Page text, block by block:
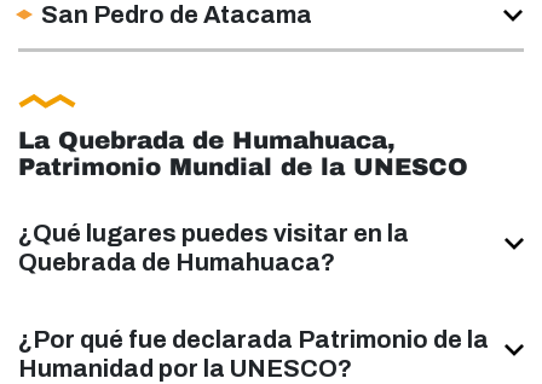
San Pedro de Atacama
La Quebrada de Humahuaca,
Patrimonio Mundial de la UNESCO
¿Qué lugares puedes visitar en la
Quebrada de Humahuaca?
¿Por qué fue declarada Patrimonio de la
Humanidad por la UNESCO?